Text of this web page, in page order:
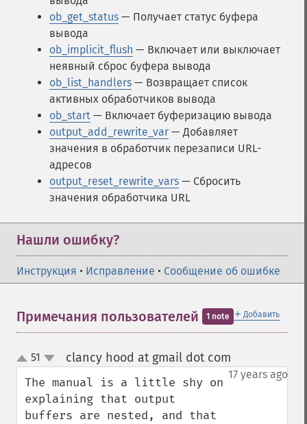
ob_get_status — Получает статус буфера
вывода
ob_implicit_flush — Включает или выключает
неявный сброс буфера вывода
ob_list_handlers — Возвращает список
активных обработчиков вывода
ob_start — Включает буферизацию вывода
output_add_rewrite_var — Добавляет
значения в обработчик перезаписи URL-
адресов
output_reset_rewrite_vars — Сбросить
значения обработчика URL
Нашли ошибку?
Инструкция • Исправление • Сообщение об ошибке
＋ Добавить
Примечания пользователей 1 note
up
down
51 clancy hood at gmail dot com
17 years ago
The manual is a little shy on
explaining that output
buffers are nested, and that